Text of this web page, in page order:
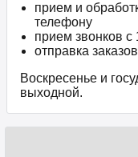
прием и
телефону
прием звонков c
отправка
Воскресенье и
выходной.